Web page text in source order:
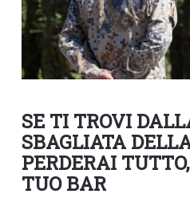
SE TI TROVI
SBAGLIATA
PERDERAI
TUO BAR